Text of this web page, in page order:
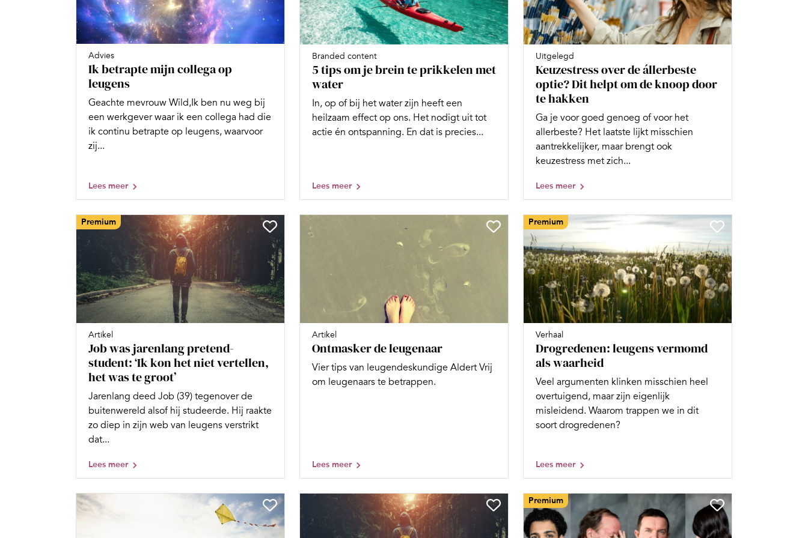
Advies
Ik betrapte mijn collega op
leugens
Geachte mevrouw Wild,Ik ben nu weg bij
een werkgever waar ik een collega had die
ik continu betrapte op leugens, waarvoor
zij...
Lees meer
Branded content
5 tips om je brein te prikkelen met
water
In, op of bij het water zijn heeft een
heilzaam effect op ons. Het nodigt uit tot
actie én ontspanning. En dat is precies...
Lees meer
Uitgelegd
Keuzestress over de állerbeste
optie? Dit helpt om de knoop door
te hakken
Ga je voor goed genoeg of voor het
allerbeste? Het laatste lijkt misschien
aantrekkelijker, maar brengt ook
keuzestress met zich...
Lees meer
Premium
Artikel
Job was jarenlang pretend-
student: ‘Ik kon het niet vertellen,
het was te groot’
Jarenlang deed Job (39) tegenover de
buitenwereld alsof hij studeerde. Hij raakte
zo diep in zijn web van leugens verstrikt
dat...
Lees meer
Artikel
Ontmasker de leugenaar
Vier tips van leugendeskundige Aldert Vrij
om leugenaars te betrappen.
Lees meer
Premium
Verhaal
Drogredenen: leugens vermomd
als waarheid
Veel argumenten klinken misschien heel
overtuigend, maar zijn eigenlijk
misleidend. Waarom trappen we in dit
soort drogredenen?
Lees meer
Premium